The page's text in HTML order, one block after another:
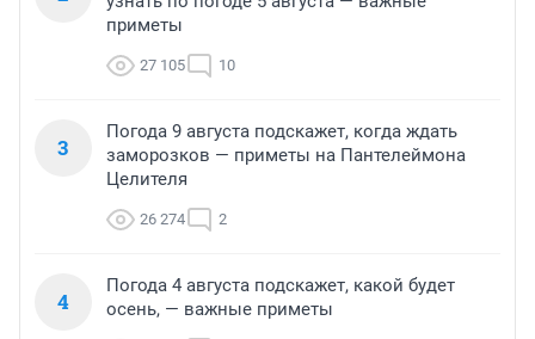
приметы
27 105 10
3
Погода 9 августа подскажет, когда ждать
заморозков — приметы на Пантелеймона
Целителя
26 274 2
4
Погода 4 августа подскажет, какой будет
осень, — важные приметы